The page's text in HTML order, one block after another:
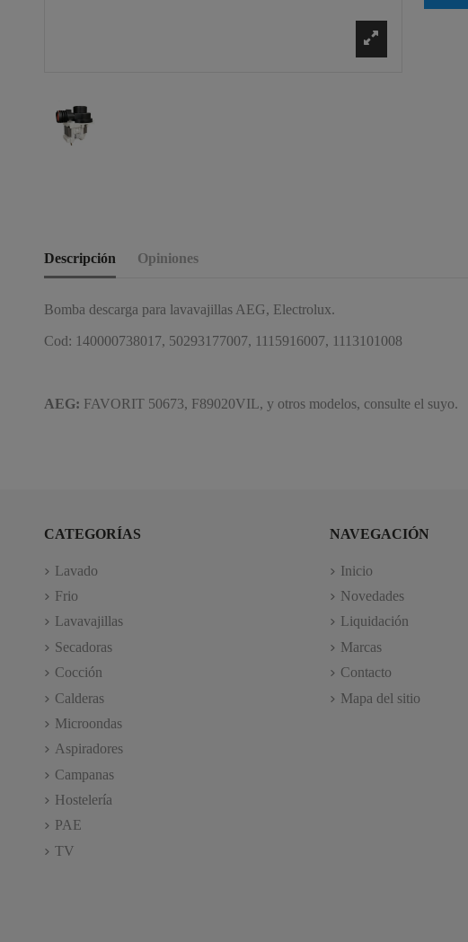
Descripción Opiniones
Bomba descarga para lavavajillas AEG, Electrolux.
Cod: 140000738017, 50293177007, 1115916007, 1113101008
AEG: FAVORIT 50673, F89020VIL, y otros modelos, consulte el suyo.
CATEGORÍAS
Lavado
Frio
Lavavajillas
Secadoras
Cocción
Calderas
Microondas
Aspiradores
Campanas
Hostelería
PAE
TV
NAVEGACIÓN
Inicio
Novedades
Liquidación
Marcas
Contacto
Mapa del sitio